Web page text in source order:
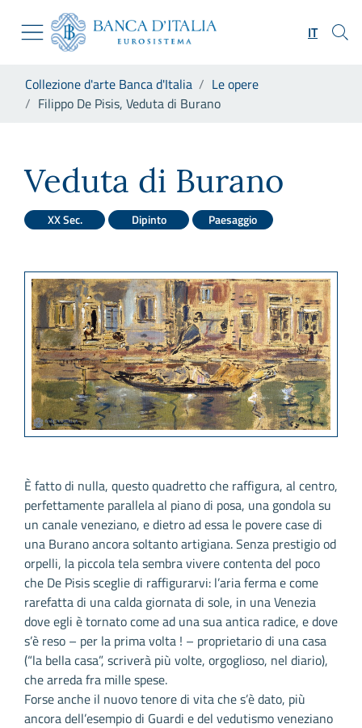
Skip to Main Content
Vai al sito istituzionale
Vai al menu di navigazione
Vai alla ricerca
Vai al footer
IT
Collezione d'arte Banca d'Italia
Le opere
Filippo De Pisis, Veduta di Burano
Veduta di Burano
XX Sec. Dipinto Paesaggio
È fatto di nulla, questo quadretto che raffigura, al centro,
perfettamente parallela al piano di posa, una gondola su
un canale veneziano, e dietro ad essa le povere case di
una Burano ancora soltanto artigiana. Senza prestigio od
orpelli, la piccola tela sembra vivere contenta del poco
che De Pisis sceglie di raffigurarvi: l’aria ferma e come
rarefatta di una calda giornata di sole, in una Venezia
dove egli è tornato come ad una sua antica radice, e dove
s’è reso – per la prima volta ! – proprietario di una casa
(“la bella casa”, scriverà più volte, orgoglioso, nel diario),
che arreda fra mille spese.
Forse anche il nuovo tenore di vita che s’è dato, più
ancora dell’esempio di Guardi e del vedutismo veneziano